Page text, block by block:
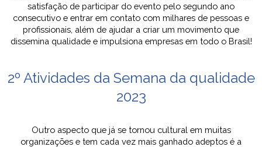
satisfação de participar do evento pelo segundo ano
consecutivo e entrar em contato com milhares de pessoas e
profissionais, além de ajudar a criar um movimento que
dissemina qualidade e impulsiona empresas em todo o Brasil!
2º Atividades da Semana da qualidade
2023
Outro aspecto que já se tornou cultural em muitas
organizações e tem cada vez mais ganhado adeptos é a